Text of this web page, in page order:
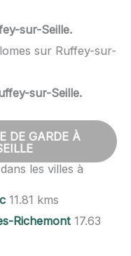
sur-Seille.
sur Ruffey-sur-
sur-Seille.
DE GARDE À
les villes à
11.81 kms
Richemont 17.63